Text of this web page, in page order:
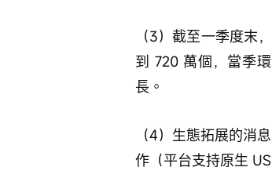
（3）截至一季度末
到 720 萬個，當季
長。
（4）生態拓展的消
作（平台支持原生